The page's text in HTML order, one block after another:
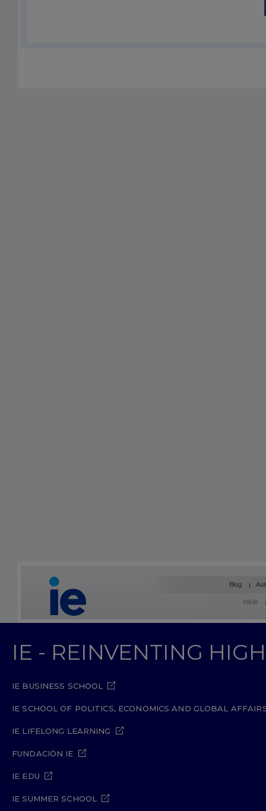
Blog
Inicio
IE - REINVENTING
IE BUSINESS SCHOOL
IE SCHOOL OF POLITICS, ECONOMICS AND GLOBAL
IE LIFELONG LEARNING
FUNDACIÓN IE
IE EDU
IE SUMMER SCHOOL